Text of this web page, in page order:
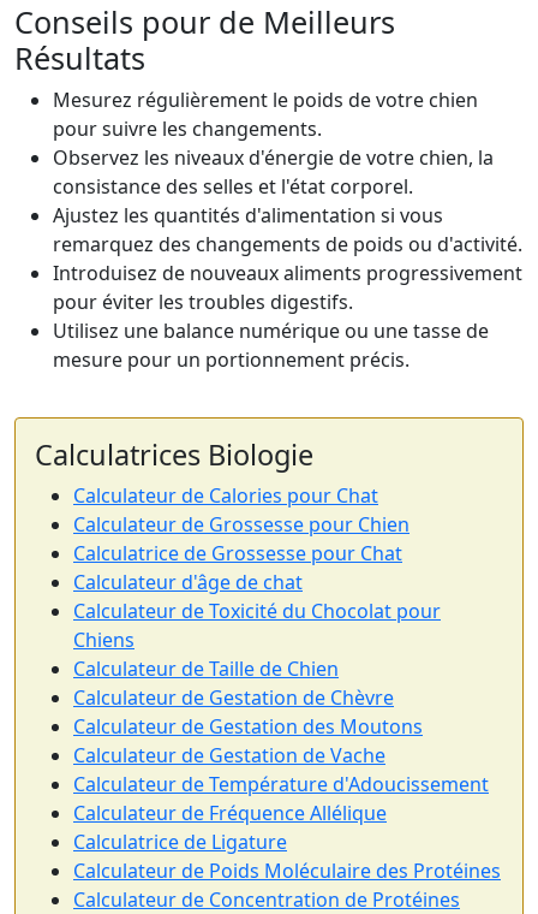
Conseils pour de Meilleurs
Résultats
Mesurez régulièrement le poids de votre chien
pour suivre les changements.
Observez les niveaux d'énergie de votre chien, la
consistance des selles et l'état corporel.
Ajustez les quantités d'alimentation si vous
remarquez des changements de poids ou d'activité.
Introduisez de nouveaux aliments progressivement
pour éviter les troubles digestifs.
Utilisez une balance numérique ou une tasse de
mesure pour un portionnement précis.
Calculatrices Biologie
Calculateur de Calories pour Chat
Calculateur de Grossesse pour Chien
Calculatrice de Grossesse pour Chat
Calculateur d'âge de chat
Calculateur de Toxicité du Chocolat pour
Chiens
Calculateur de Taille de Chien
Calculateur de Gestation de Chèvre
Calculateur de Gestation des Moutons
Calculateur de Gestation de Vache
Calculateur de Température d'Adoucissement
Calculateur de Fréquence Allélique
Calculatrice de Ligature
Calculateur de Poids Moléculaire des Protéines
Calculateur de Concentration de Protéines